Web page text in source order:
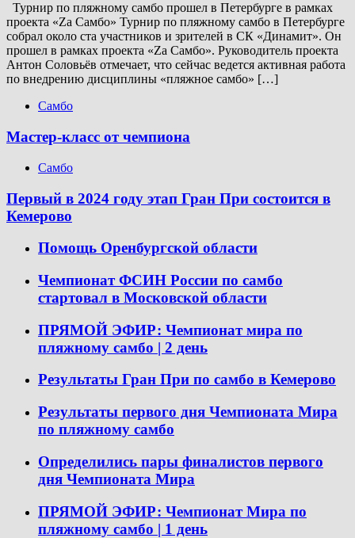
Турнир по пляжному самбо прошел в Петербурге в рамках
проекта «Za Самбо» Турнир по пляжному самбо в Петербурге
собрал около ста участников и зрителей в СК «Динамит». Он
прошел в рамках проекта «Za Самбо». Руководитель проекта
Антон Соловьёв отмечает, что сейчас ведется активная работа
по внедрению дисциплины «пляжное самбо» […]
Самбо
Мастер-класс от чемпиона
Самбо
Первый в 2024 году этап Гран При состоится в
Кемерово
Помощь Оренбургской области
Чемпионат ФСИН России по самбо
стартовал в Московской области
ПРЯМОЙ ЭФИР: Чемпионат мира по
пляжному самбо | 2 день
Результаты Гран При по самбо в Кемерово
Результаты первого дня Чемпионата Мира
по пляжному самбо
Определились пары финалистов первого
дня Чемпионата Мира
ПРЯМОЙ ЭФИР: Чемпионат Мира по
пляжному самбо | 1 день